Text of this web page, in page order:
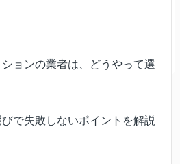
ョンの業者は、どうやって選
で失敗しないポイントを解説